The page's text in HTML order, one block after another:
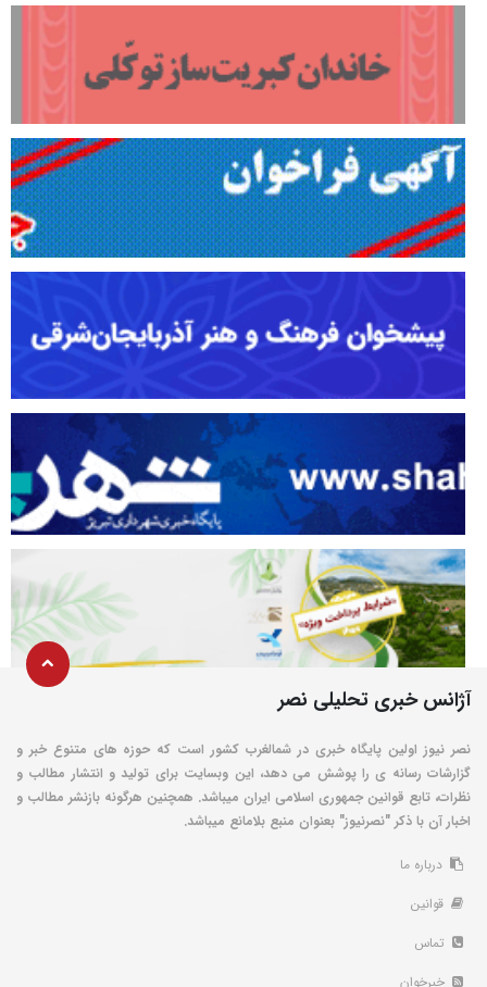
آژانس خبری تحلیلی نصر
نصر نیوز اولین پایگاه خبری در شمالغرب کشور است که حوزه های متنوع خبر و
گزارشات رسانه ی را پوشش می دهد، این وبسایت برای تولید و انتشار مطالب و
نظرات، تابع قوانین جمهوری اسلامی ایران میباشد. همچنین هرگونه بازنشر مطالب و
اخبار آن با ذکر "نصرنیوز" بعنوان منبع بلامانع میباشد.
درباره ما
قوانین
تماس
خبرخوان